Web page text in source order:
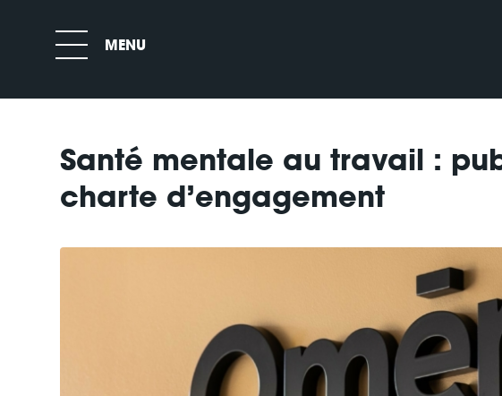
Santé mentale au travail :
charte d’engagement